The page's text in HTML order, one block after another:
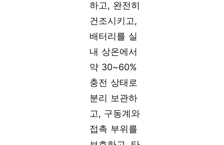
하고, 완전히
건조시키고,
배터리를 실
내 상온에서
약 30~60%
충전 상태로
분리 보관하
고, 구동계와
접촉 부위를